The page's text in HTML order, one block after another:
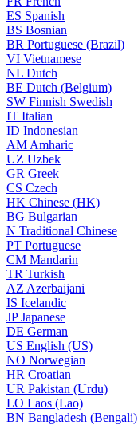
ES Spanish
BS Bosnian
BR Portuguese (Brazil)
VI Vietnamese
NL Dutch
BE Dutch (Belgium)
SW Finnish Swedish
IT Italian
ID Indonesian
AM Amharic
UZ Uzbek
GR Greek
CS Czech
HK Chinese (HK)
BG Bulgarian
N Traditional Chinese
PT Portuguese
CM Mandarin
TR Turkish
AZ Azerbaijani
IS Icelandic
JPJapanese
DE German
US English (US)
NO Norwegian
HR Croatian
UR Pakistan (Urdu)
LO Laos (Lao)
BN Bangladesh (Bengali)